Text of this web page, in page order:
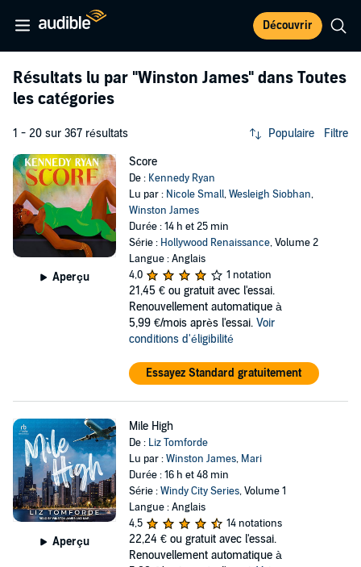
Découvrir
Résultats lu par "Winston James" dans Toutes
les catégories
1 - 20 sur 367 résultats Populaire Filtre
Aperçu
Score
De : Kennedy Ryan
Lu par : Nicole Small,Wesleigh Siobhan,
Winston James
Durée : 14 h et 25 min
Série : Hollywood Renaissance, Volume 2
Langue : Anglais
4,0
1 notation
21,45 € ou gratuit avec l'essai.
Renouvellement automatique à
5,99 €/mois après l'essai. Voir
conditions d'éligibilité
Essayez Standard gratuitement
Aperçu
Mile High
De : Liz Tomforde
Lu par :Winston James, Mari
Durée : 16 h et 48 min
Série :Windy City Series, Volume 1
Langue : Anglais
4,5
14 notations
22,24 € ou gratuit avec l'essai.
Renouvellement automatique à